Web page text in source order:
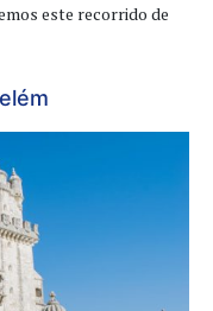
este recorrido de